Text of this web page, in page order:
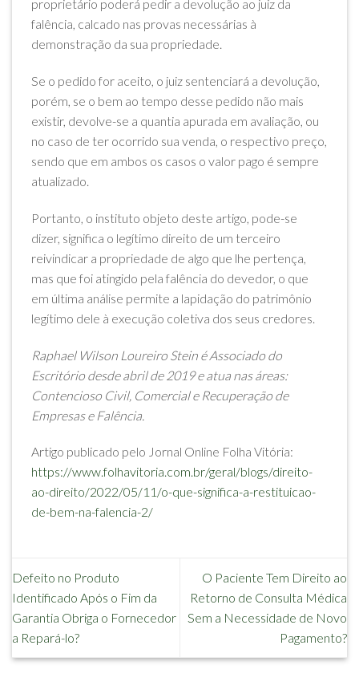
proprietário poderá pedir a devolução ao juiz da
falência, calcado nas provas necessárias à
demonstração da sua propriedade.
Se o pedido for aceito, o juiz sentenciará a devolução,
porém, se o bem ao tempo desse pedido não mais
existir, devolve-se a quantia apurada em avaliação, ou
no caso de ter ocorrido sua venda, o respectivo preço,
sendo que em ambos os casos o valor pago é sempre
atualizado.
Portanto, o instituto objeto deste artigo, pode-se
dizer, significa o legítimo direito de um terceiro
reivindicar a propriedade de algo que lhe pertença,
mas que foi atingido pela falência do devedor, o que
em última análise permite a lapidação do patrimônio
legítimo dele à execução coletiva dos seus credores.
Raphael Wilson Loureiro Stein é Associado do
Escritório desde abril de 2019 e atua nas áreas:
Contencioso Civil, Comercial e Recuperação de
Empresas e Falência.
Artigo publicado pelo Jornal Online Folha Vitória:
https://www.folhavitoria.com.br/geral/blogs/direito-
ao-direito/2022/05/11/o-que-significa-a-restituicao-
de-bem-na-falencia-2/
Defeito no Produto
Identificado Após o Fim da
Garantia Obriga o Fornecedor
a Repará-lo?
O Paciente Tem Direito ao
Retorno de Consulta Médica
Sem a Necessidade de Novo
Pagamento?